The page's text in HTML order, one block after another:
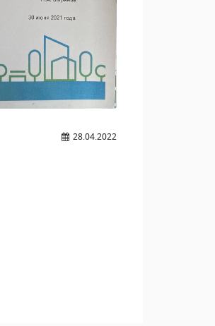
28.04.2022